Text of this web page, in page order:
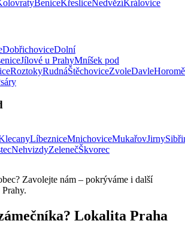
BeniceKřesliceNedvězí Královice
DobřichoviceDolní
Jílové u PrahyMníšek pod
RoztokyRudnáŠtěchoviceZvoleDavle
LíbezniceMnichoviceMukařovJirny
NehvizdyZelenečŠkvorec
Zavolejte nám – pokrýváme i další
Lokalita Praha